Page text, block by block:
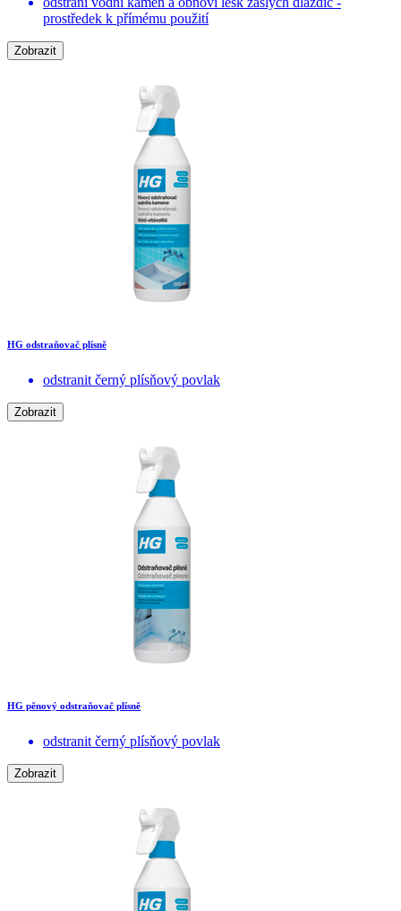
prostředek k přímému použití
Zobrazit
HG odstraňovač plísně
odstranit černý plísňový povlak
Zobrazit
HG pěnový odstraňovač plísně
odstranit černý plísňový povlak
Zobrazit